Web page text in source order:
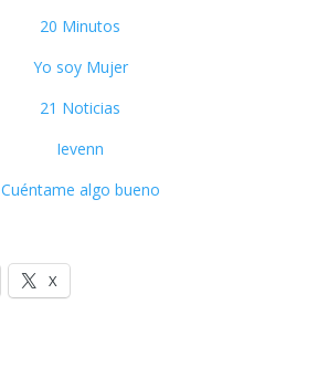
20 Minutos
Yo soy Mujer
21 Noticias
Ievenn
Cuéntame algo bueno
X